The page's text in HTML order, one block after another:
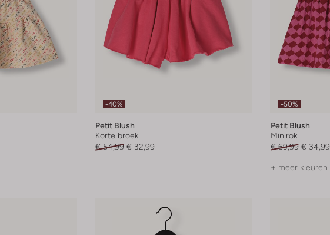
-40%
Petit Blush
Korte broek
€ 54,99 € 32,99
-50%
Petit Blush
Minirok
€ 69,99 € 34,99
+ meer kleuren